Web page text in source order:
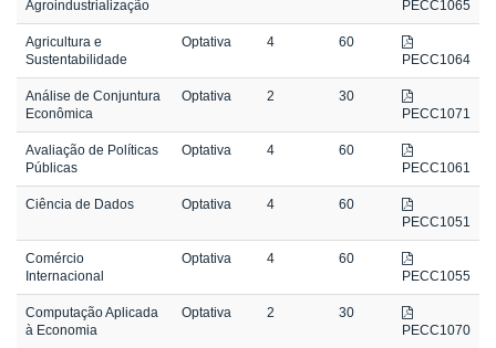
Agroindustrialização
PECC1065
Agricultura e
Sustentabilidade
Optativa 4
60
PECC1064
Análise de Conjuntura
Econômica
Optativa 2
30
PECC1071
Avaliação de Políticas
Públicas
Optativa 4
60
PECC1061
Ciência de Dados Optativa 4
60
PECC1051
Comércio
Internacional
Optativa 4
60
PECC1055
Computação Aplicada
à Economia
Optativa 2
30
PECC1070